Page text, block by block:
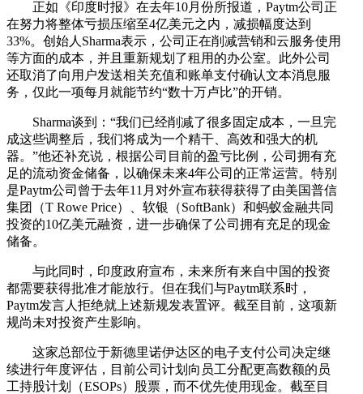
正如《印度时报》在去年10月份所报道，Paytm公司正
在努力将整体亏损压缩至4亿美元之内，减损幅度达到
33%。创始人Sharma表示，公司正在削减营销和云服务使用
等方面的成本，并且重新规划了租用的办公室。此外公司
还取消了向用户发送相关充值和账单支付确认文本消息服
务，仅此一项每月就能节约“数十万卢比”的开销。
Sharma谈到：“我们已经削减了很多固定成本，一旦完
成这些调整后，我们将成为一个精干、高效和强大的机
器。”他还补充说，根据公司目前的盈亏比例，公司拥有充
足的流动资金储备，以确保未来4年公司的正常运营。特别
是Paytm公司曾于去年11月对外宣布获得获得了由美国普信
集团（T Rowe Price）、软银（SoftBank）和蚂蚁金融共同
投资的10亿美元融资，进一步确保了公司拥有充足的现金
储备。
与此同时，印度政府宣布，未来所有来自中国的投资
都需要获得批准才能放行。但在我们与Paytm联系时，
Paytm发言人拒绝就上述新规发表置评。截至目前，这项新
规尚未对投资产生影响。
这家总部位于新德里诺伊达区的电子支付公司决定继
续进行年度评估，目前公司计划向员工分配更高数额的员
工持股计划（ESOPs）股票，而不优先使用现金。截至目